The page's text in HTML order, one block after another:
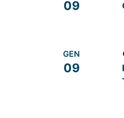
09
GEN
09